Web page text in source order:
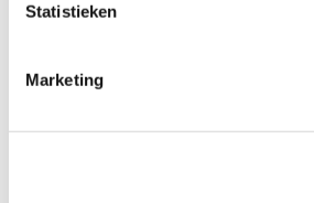
Statistieken
Marketing